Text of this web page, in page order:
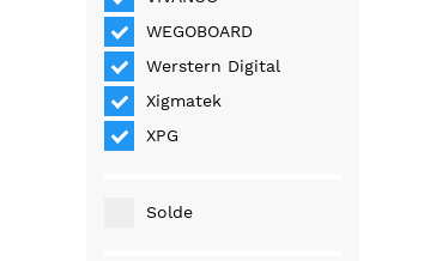
WEGOBOARD
Werstern Digital
Xigmatek
XPG
Solde